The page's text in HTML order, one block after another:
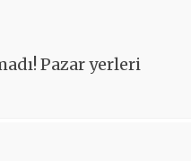
Pazar yerleri